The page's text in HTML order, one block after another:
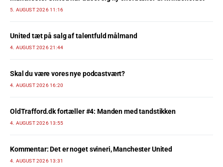
5. AUGUST 2026 11:16
United tæt på salg af talentfuld målmand
4. AUGUST 2026 21:44
Skal du være vores nye podcastvært?
4. AUGUST 2026 16:20
OldTrafford.dk fortæller #4: Manden med tandstikken
4. AUGUST 2026 13:55
Kommentar: Det er noget svineri, Manchester United
4. AUGUST 2026 13:31